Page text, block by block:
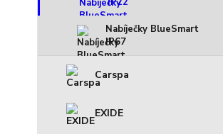
Nabíječky BlueSmart
IP67
Carspa
EXIDE